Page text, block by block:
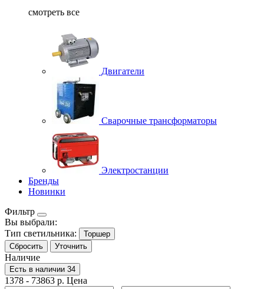
смотреть все
Двигатели
Сварочные трансформаторы
Электростанции
Бренды
Новинки
Фильтр
Вы выбрали:
Тип светильника:
Торшер
Сбросить
Уточнить
Наличие
Есть в наличии 34
1378 - 73863 р. Цена